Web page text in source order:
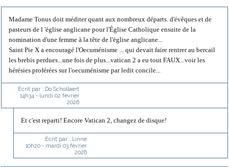
Madame Tonus doit méditer quant aux nombreux départs. d'évêques et de
pasteurs de l 'église anglicane pour l'Église Catholique ensuite de la
nomination d'une femme à la tête de l'église anglicane...
Saint Pie X a encouragé l'Oecuménisme ... qui devait faire rentrer au bercail
les brebis perdues...une fois de plus...vatican 2 a eu tout FAUX...voir les
hérésies proférées sur l'oecuménisme par ledit concile...
Écrit par : Do Schollaert
14h34 - lundi 02 février
2026
Et c'est reparti! Encore Vatican 2, changez de disque!
Écrit par : Linne
10h20- mardi 03 février
2026